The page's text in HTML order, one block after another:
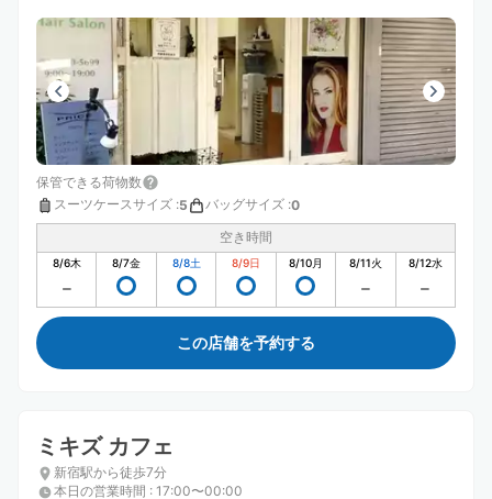
保管できる荷物数
スーツケースサイズ :5 バッグサイズ :0
空き時間
8/6木 8/7金 8/8土 8/9日 8/10月 8/11火 8/12水
この店舗を予約する
ミキズ カフェ
新宿駅から徒歩7分
本日の営業時間 : 17:00〜00:00